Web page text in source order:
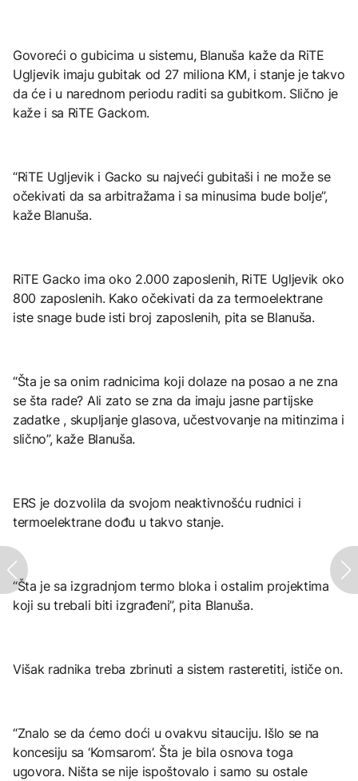
Govoreći o gubicima u sistemu, Blanuša kaže da RiTE
Ugljevik imaju gubitak od 27 miliona KM, i stanje je takvo
da će i u narednom periodu raditi sa gubitkom. Slično je
kaže i sa RiTE Gackom.
“RiTE Ugljevik i Gacko su najveći gubitaši i ne može se
očekivati da sa arbitražama i sa minusima bude bolje”,
kaže Blanuša.
RiTE Gacko ima oko 2.000 zaposlenih, RiTE Ugljevik oko
800 zaposlenih. Kako očekivati da za termoelektrane
iste snage bude isti broj zaposlenih, pita se Blanuša.
“Šta je sa onim radnicima koji dolaze na posao a ne zna
se šta rade? Ali zato se zna da imaju jasne partijske
zadatke , skupljanje glasova, učestvovanje na mitinzima i
slično”, kaže Blanuša.
ERS je dozvolila da svojom neaktivnošću rudnici i
termoelektrane dođu u takvo stanje.
“Šta je sa izgradnjom termo bloka i ostalim projektima
koji su trebali biti izgrađeni”, pita Blanuša.
Višak radnika treba zbrinuti a sistem rasteretiti, ističe on.
“Znalo se da ćemo doći u ovakvu sitauciju. Išlo se na
koncesiju sa ‘Komsarom’. Šta je bila osnova toga
ugovora. Ništa se nije ispoštovalo i samo su ostale